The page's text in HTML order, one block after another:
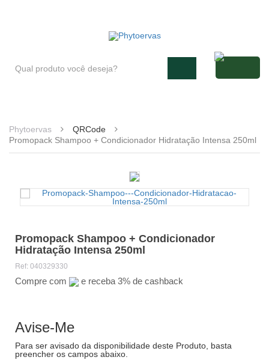
Phytoervas
QRCode
Promopack Shampoo + Condicionador Hidratação Intensa 250ml
Promopack Shampoo + Condicionador
Hidratação Intensa 250ml
Ref: 040329330
Compre com e receba 3% de cashback
Avise-Me
Para ser avisado da disponibilidade deste Produto, basta
preencher os campos abaixo.